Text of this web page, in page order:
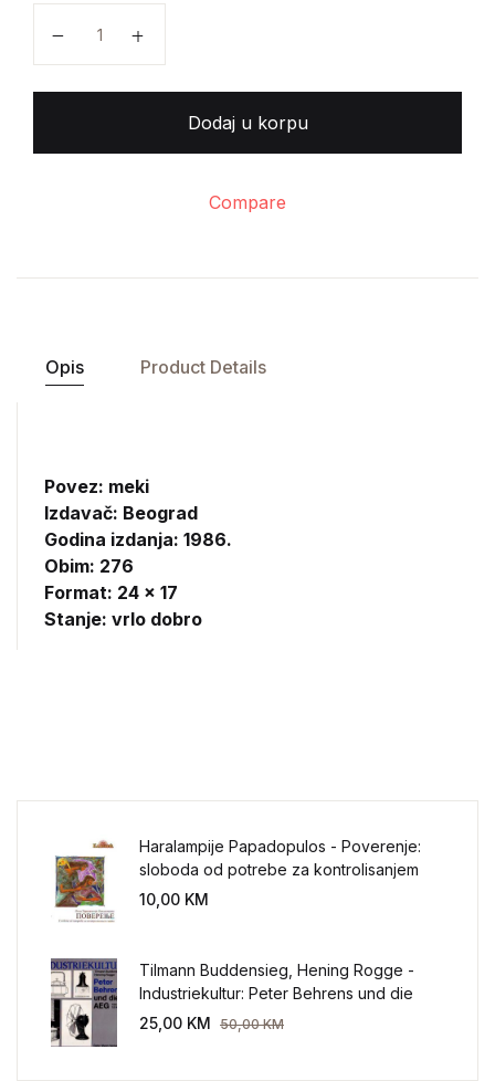
Dodaj u korpu
Compare
Opis Product Details
Povez: meki
Izdavač: Beograd
Godina izdanja: 1986.
Obim: 276
Format: 24 x 17
Stanje: vrlo dobro
Haralampije Papadopulos - Poverenje:
sloboda od potrebe za kontrolisanjem
sveta
10,00 KM
Tilmann Buddensieg, Hening Rogge -
Industriekultur: Peter Behrens und die
AEG 1907-1914.
25,00 KM 50,00KM